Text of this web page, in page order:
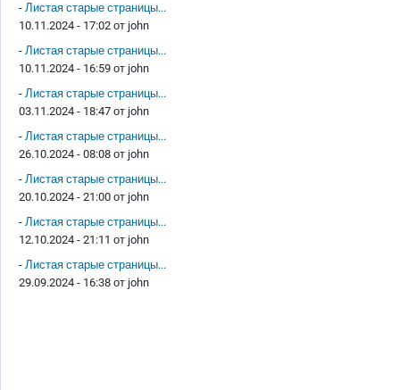
- Листая старые страницы...
10.11.2024 - 17:02 от john
- Листая старые страницы...
10.11.2024 - 16:59 от john
- Листая старые страницы...
03.11.2024 - 18:47 от john
- Листая старые страницы...
26.10.2024 - 08:08 от john
- Листая старые страницы...
20.10.2024 - 21:00 от john
- Листая старые страницы...
12.10.2024 - 21:11 от john
- Листая старые страницы...
29.09.2024 - 16:38 от john